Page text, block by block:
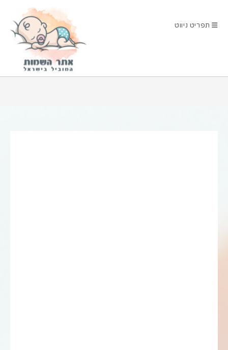
תפריט ניווט